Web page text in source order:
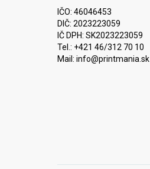
IČO: 46046453
DIČ: 2023223059
IČ DPH: SK2023223059
Tel.: +421 46/312 70 10
Mail: info@printmania.sk